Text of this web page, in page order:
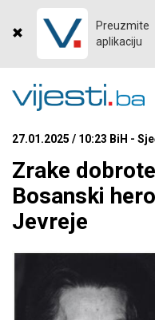
Preuzmite
aplikaciju
27.01.2025 / 10:23 BiH -
Zrake
Bosanski
Jevreje